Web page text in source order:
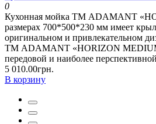
0
Кухонная мойка ТМ ADAMANT
размерах 700*500*230 мм имеет
оригинальном и привлекательном
ТМ ADAMANT «HORIZON
передовой и наиболее
5 010.00грн.
В корзину